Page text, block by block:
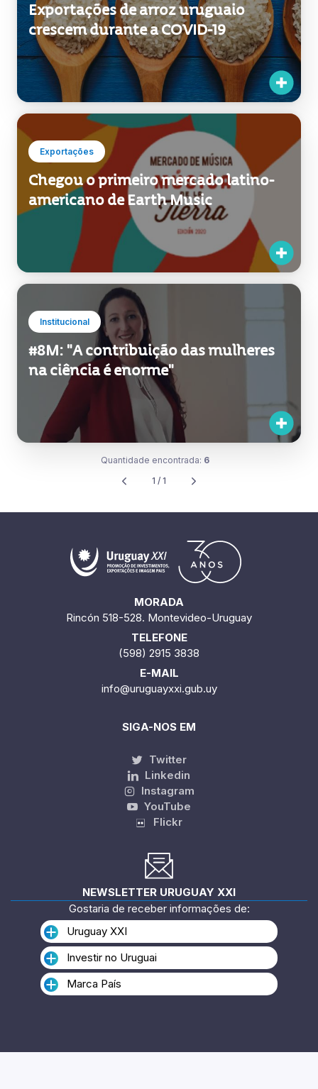
Exportações de arroz uruguaio
crescem durante a COVID-19
Exportações
Chegou o primeiro mercado latino-
americano de Earth Music
Institucional
#8M: "A contribuição das mulheres
na ciência é enorme"
Quantidade encontrada: 6
1 / 1
MORADA
Rincón 518-528. Montevideo-Uruguay
TELEFONE
(598) 2915 3838
E-MAIL
info@uruguayxxi.gub.uy
SIGA-NOS EM
Twitter
Linkedin
Instagram
YouTube
Flickr
NEWSLETTER URUGUAY XXI
Gostaria de receber informações de:
Uruguay XXI
Investir no Uruguai
Marca País